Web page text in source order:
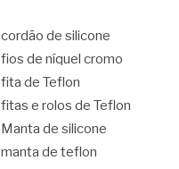
cordão de silicone
fios de níquel cromo
fita de Teflon
fitas e rolos de Teflon
Manta de silicone
manta de teflon